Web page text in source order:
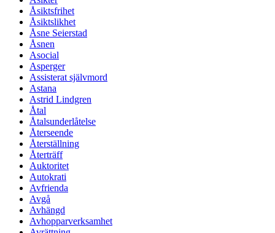
Åsiktsfrihet
Åsiktslikhet
Åsne Seierstad
Åsnen
Asocial
Asperger
Assisterat självmord
Astana
Astrid Lindgren
Åtal
Åtalsunderlåtelse
Återseende
Återställning
Återträff
Auktoritet
Autokrati
Avfrienda
Avgå
Avhängd
Avhopparverksamhet